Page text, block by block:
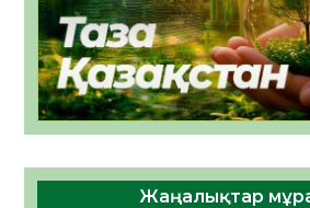
Жаңалықтар